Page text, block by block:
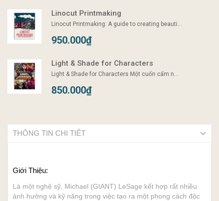
Linocut Printmaking
Linocut Printmaking: A guide to creating beauti...
950.000₫
Light & Shade for Characters
Light & Shade for Characters Một cuốn cẩm n...
850.000₫
THÔNG TIN CHI TIẾT
Giới Thiệu:
Là một nghệ sỹ, Michael (GIANT) LeSage kết hợp rất nhiều
ảnh hưởng và kỹ năng trong việc tạo ra một phong cách độc